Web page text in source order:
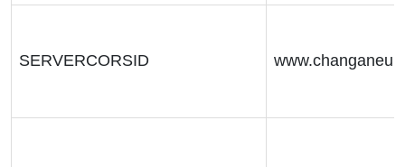
SERVERCORSID